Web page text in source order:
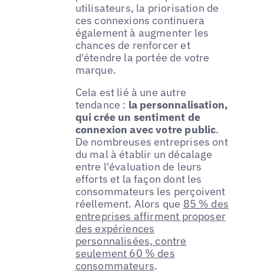
utilisateurs, la priorisation de
ces connexions continuera
également à augmenter les
chances de renforcer et
d'étendre la portée de votre
marque.
Cela est lié à une autre
tendance : la personnalisation,
qui crée un sentiment de
connexion avec votre public.
De nombreuses entreprises ont
du mal à établir un décalage
entre l'évaluation de leurs
efforts et la façon dont les
consommateurs les perçoivent
réellement. Alors que 85 % des
entreprises affirment proposer
des expériences
personnalisées, contre
seulement 60 % des
consommateurs.